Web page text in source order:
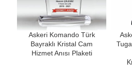
Askeri Komando Türk
Bayraklı Kristal Cam
Hizmet Anısı Plaketi